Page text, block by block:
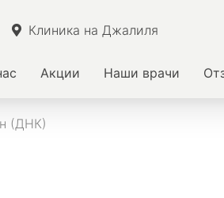
Клиника на Джалиля
Акции Наши врачи
(ДНК)